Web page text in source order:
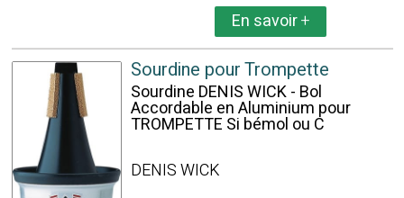
En savoir+
Sourdine pour Trompette
Sourdine DENIS WICK - Bol
Accordable en Aluminium pour
TROMPETTE Si bémol ou C
DENIS WICK